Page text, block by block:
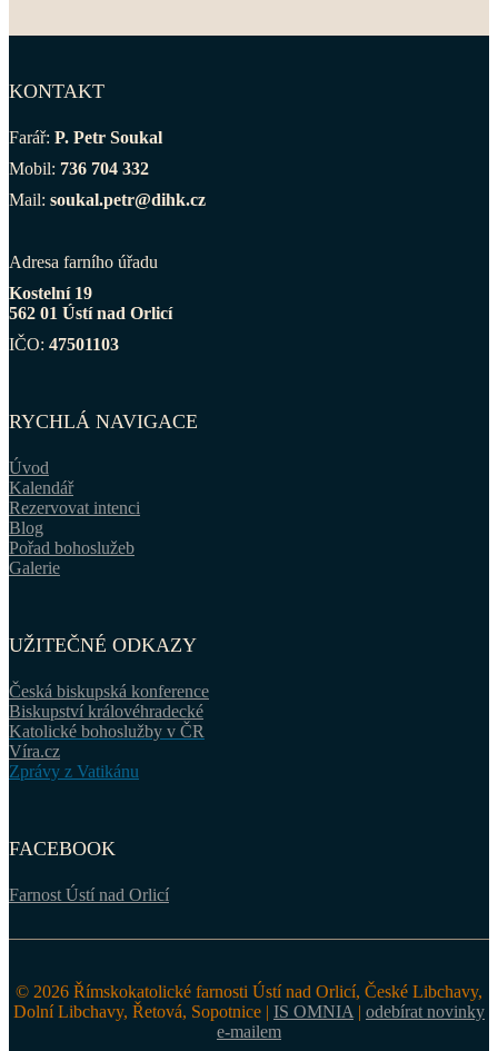
KONTAKT
Farář: P. Petr Soukal
Mobil: 736 704 332
Mail: soukal.petr@dihk.cz
Adresa farního úřadu
Kostelní 19
562 01 Ústí nad Orlicí
IČO: 47501103
RYCHLÁ NAVIGACE
Úvod
Kalendář
Rezervovat intenci
Blog
Pořad bohoslužeb
Galerie
UŽITEČNÉ ODKAZY
Česká biskupská konference
Biskupství královéhradecké
Katolické bohoslužby v ČR
Víra.cz
Zprávy z Vatikánu
FACEBOOK
Farnost Ústí nad Orlicí
© 2026 Římskokatolické farnosti Ústí nad Orlicí, České Libchavy,
Dolní Libchavy, Řetová, Sopotnice | IS OMNIA | odebírat novinky
e-mailem